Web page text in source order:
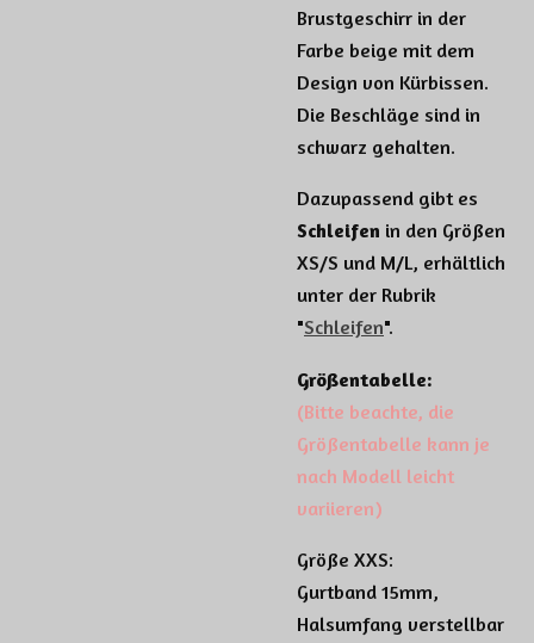
Brustgeschirr in der
Farbe beige mit dem
Design von Kürbissen.
Die Beschläge sind in
schwarz gehalten.
Dazupassend gibt es
Schleifen in den Größen
XS/S und M/L, erhältlich
unter der Rubrik
"Schleifen".
Größentabelle:
(Bitte beachte, die
Größentabelle kann je
nach Modell leicht
variieren)
Größe XXS:
Gurtband 15mm,
Halsumfang verstellbar